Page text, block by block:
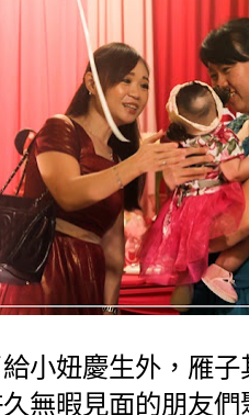
小妞慶生外，雁
無暇見面的朋友